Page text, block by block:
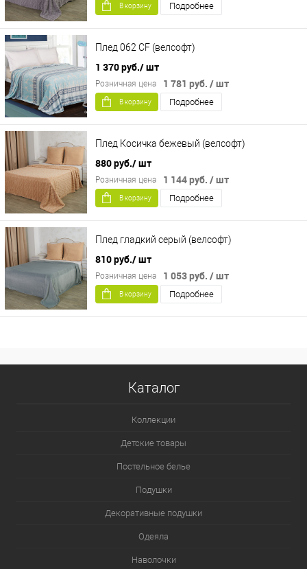
В корзину Подробнее
Плед 062 CF (велсофт)
1 370 руб./ шт
1 781 руб. / шт
Розничная цена
В корзину Подробнее
Плед Косичка бежевый (велсофт)
880 руб./ шт
1 144 руб. / шт
Розничная цена
В корзину Подробнее
Плед гладкий серый (велсофт)
810 руб./ шт
1 053 руб. / шт
Розничная цена
В корзину Подробнее
Каталог
Коллекции
Детские товары
Постельное белье
Подушки
Декоративные подушки
Одеяла
Наволочки